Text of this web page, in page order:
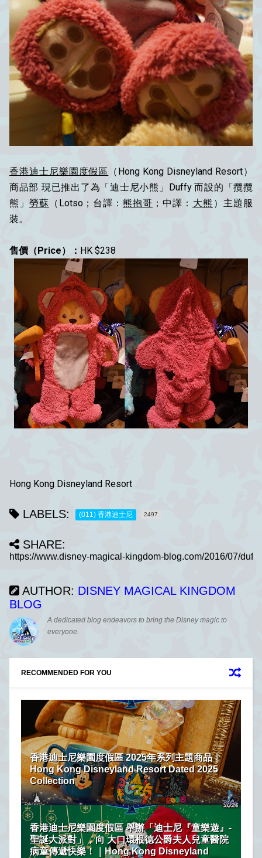
香港迪士尼樂園度假區
（Hong Kong Disneyland Resort）
商品部 現已推出了為「迪士尼小熊」Duffy 而設的「攬攬
熊」 勞蘇 （Lotso；台譯： 熊抱哥 ‬；中譯：‎ 大熊 ‬）主題服
裝。
售價（Price）： HK $238
Hong Kong Disneyland Resort
LABELS: (011) 香港迪士尼 2497
SHARE:
AUTHOR: DISNEY MAGICAL KINGDOM
BLOG
A dedicated blog endeavors to bring the Disney magic to
everyone.
RECOMMENDED FOR YOU
香港迪士尼樂園度假區 2025年系列主題商品｜
Hong Kong Disneyland Resort Dated 2025
Collection
香港迪士尼樂園度假區 舉辦「迪士尼『童樂遊』-
聖誕大派對」，向 大口環根德公爵夫人兒童醫院
病童傳遞快樂！｜Hong Kong Disneyland